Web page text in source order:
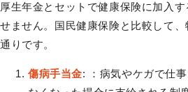
厚生年金とセットで健康保険に加入
せません。国民健康保険と比較して
通りです。
傷病手当金: ：病気やケガで仕